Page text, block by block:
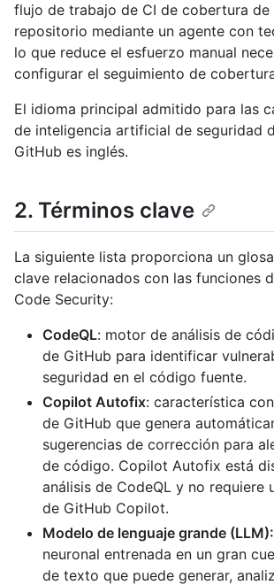
flujo de trabajo de CI de cobertura
repositorio mediante un agente con
lo que reduce el esfuerzo manual
configurar el seguimiento de
El idioma principal admitido para las
de inteligencia artificial de seguridad
GitHub es inglés.
2. Términos clave
La siguiente lista proporciona un
clave relacionados con las funciones
Code Security:
CodeQL: motor de análisis de
de GitHub para identificar
seguridad en el código fuente.
Copilot Autofix: característica
de GitHub que genera
sugerencias de corrección para
de código. Copilot Autofix está
análisis de CodeQL y no requiere
de GitHub Copilot.
Modelo de lenguaje grande (LLM):
neuronal entrenada en un gran
de texto que puede generar,